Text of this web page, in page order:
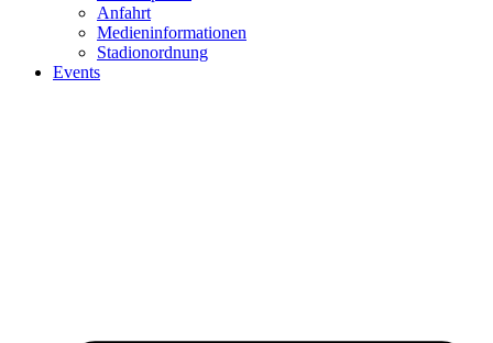
Anfahrt
Medieninformationen
Stadionordnung
Events